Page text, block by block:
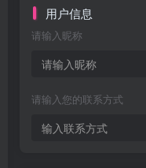
用户信息
请输入昵称
请输入您的联系方式